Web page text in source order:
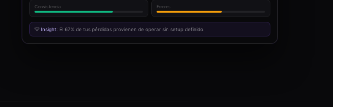
Consistencia Errores
💡 Insight: El 67% de tus pérdidas provienen de operar sin setup definido.